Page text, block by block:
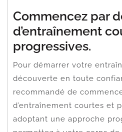
Commencez par
d’entraînement
progressives.
Pour démarrer votre
découverte en toute
recommandé de
d’entraînement courtes et
adoptant une approche